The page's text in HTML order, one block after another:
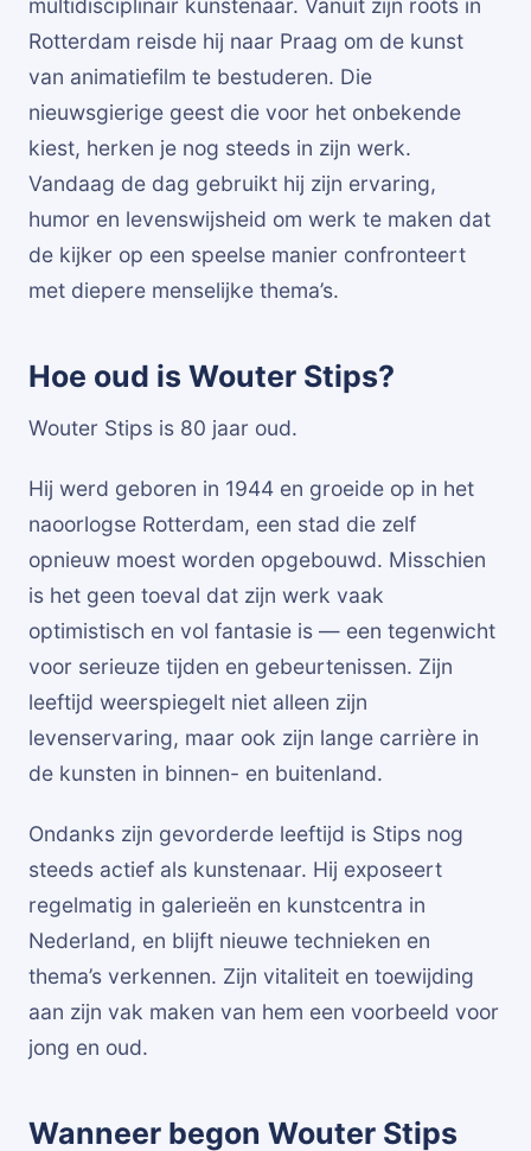
Rotterdam reisde hij naar Praag om de kunst
van animatiefilm te bestuderen. Die
nieuwsgierige geest die voor het onbekende
kiest, herken je nog steeds in zijn werk.
Vandaag de dag gebruikt hij zijn ervaring,
humor en levenswijsheid om werk te maken dat
de kijker op een speelse manier confronteert
met diepere menselijke thema’s.
Hoe oud is Wouter Stips?
Wouter Stips is 80 jaar oud.
Hij werd geboren in 1944 en groeide op in het
naoorlogse Rotterdam, een stad die zelf
opnieuw moest worden opgebouwd. Misschien
is het geen toeval dat zijn werk vaak
optimistisch en vol fantasie is — een tegenwicht
voor serieuze tijden en gebeurtenissen. Zijn
leeftijd weerspiegelt niet alleen zijn
levenservaring, maar ook zijn lange carrière in
de kunsten in binnen- en buitenland.
Ondanks zijn gevorderde leeftijd is Stips nog
steeds actief als kunstenaar. Hij exposeert
regelmatig in galerieën en kunstcentra in
Nederland, en blijft nieuwe technieken en
thema’s verkennen. Zijn vitaliteit en toewijding
aan zijn vak maken van hem een voorbeeld voor
jong en oud.
Wanneer begon Wouter Stips